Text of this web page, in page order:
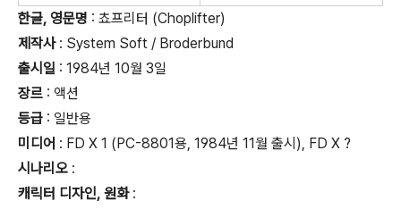
한글, 영문명 : 쵸프리터 (Choplifter)
제작사: System Soft / Broderbund
출시일 : 1984년 10월 3일
장르 : 액션
등급 : 일반용
미디어 : FD X 1 (PC-8801용, 1984년 11월 출시), FD X ?
시나리오 :
캐릭터 디자인, 원화: